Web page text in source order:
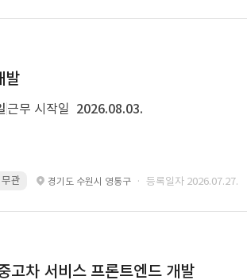
발
근무 시작일 2026.08.03.
관 경기도 수원시 영통구 · 등록일자 2026.07.27.
차 서비스 프론트엔드 개발